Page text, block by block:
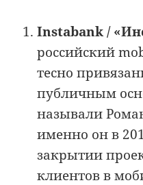
Instabank /
российский
тесно
публичным
называли
именно он в
закрытии
клиентов в